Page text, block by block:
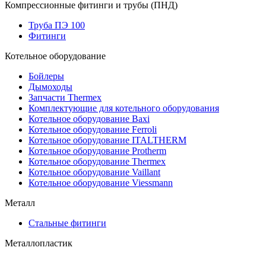
Компрессионные фитинги и трубы (ПНД)
Труба ПЭ 100
Фитинги
Котельное оборудование
Бойлеры
Дымоходы
Запчасти Thermex
Комплектующие для котельного оборудования
Котельное оборудование Baxi
Котельное оборудование Ferroli
Котельное оборудование ITALTHERM
Котельное оборудование Protherm
Котельное оборудование Thermex
Котельное оборудование Vaillant
Котельное оборудование Viessmann
Металл
Стальные фитинги
Металлопластик